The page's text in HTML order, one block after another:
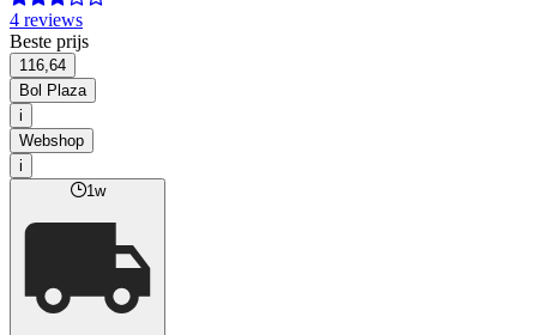
4 reviews
Beste prijs
116,64
Bol Plaza
i
Webshop
i
1w